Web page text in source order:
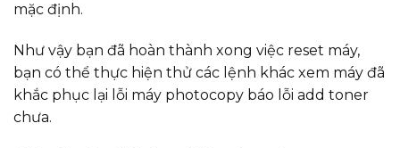
mặc định.
Như vậy bạn đã hoàn thành xong việc reset máy,
bạn có thể thực hiện thử các lệnh khác xem máy đã
khắc phục lại lỗi máy photocopy báo lỗi add toner
chưa.